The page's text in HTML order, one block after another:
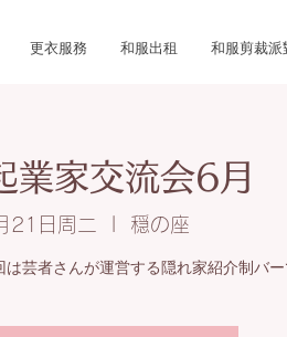
更衣服務 和服出租 和服剪裁派
業家交流会6月
21日周二 穏の座
は芸者さんが運営する隠れ家紹介制バ